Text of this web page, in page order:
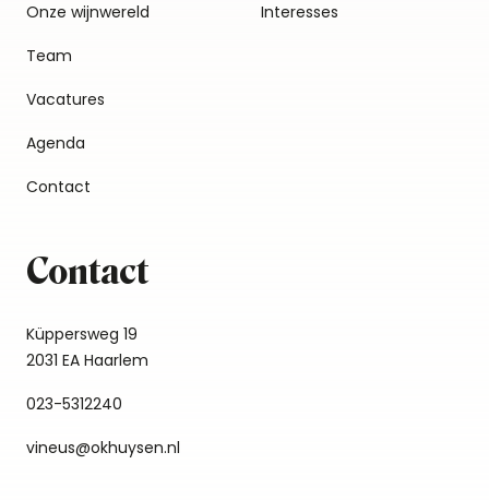
Onze wijnwereld
Team
Vacatures
Agenda
Contact
Interesses
Contact
Küppersweg 19
2031 EA Haarlem
023-5312240
vineus@okhuysen.nl